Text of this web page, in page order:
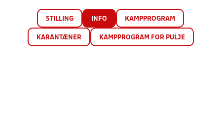
STILLING INFO KAMPPROGRAM
KARANTÆNER KAMPPROGRAM FOR PULJE